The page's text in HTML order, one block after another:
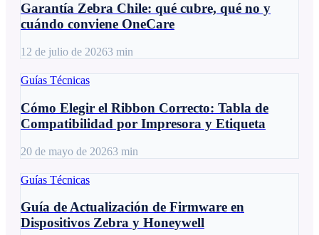
Garantía Zebra Chile: qué cubre, qué no y
cuándo conviene OneCare
12 de julio de 20263 min
Guías Técnicas
Cómo Elegir el Ribbon Correcto: Tabla de
Compatibilidad por Impresora y Etiqueta
20 de mayo de 20263 min
Guías Técnicas
Guía de Actualización de Firmware en
Dispositivos Zebra y Honeywell